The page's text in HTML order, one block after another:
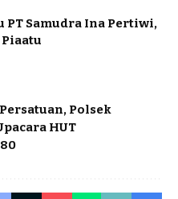
PT Samudra Ina Pertiwi,
, Polsek
HUT